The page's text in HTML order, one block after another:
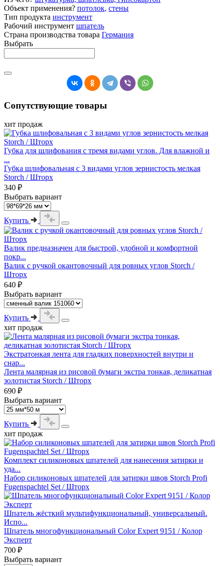
Объект применения? потолок, стены
Тип продукта инструмент
Рабочий инструмент шпатель
Страна производства товара Германия
Выбрать
Сопутствующие товары
хит продаж
Губка для шлифования с тремя видами углов. Для влажной и
...
Губка шлифовальная с 3 видами углов зернистость мелкая
Storch / Шторх
340 ₽
Выбрать вариант
Купить
Валик предназначен для быстрой, удобной и комфортной
покр...
Валик с ручкой окантовочный для ровных углов Storch /
Шторх
640 ₽
Выбрать вариант
Купить
хит продаж
Экстратонкая лента для гладких поверхностей внутри и
снар...
Лента малярная из рисовой бумаги экстра тонкая, деликатная
золотистая Storch / Шторх
690 ₽
Выбрать вариант
Купить
хит продаж
Комплект силиконовых шпателей для нанесения затирки и
уда...
Набор силиконовых шпателей для затирки швов Storch Profi
Fugenspachtel Set / Шторх
Шпатель жёсткий мультифункциональный, универсальный.
Испо...
Шпатель многофункциональный Color Expert 9151 / Колор
Эксперт
700 ₽
Выбрать вариант